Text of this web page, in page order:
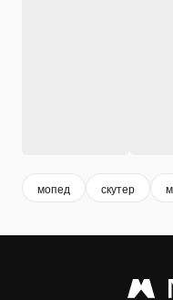
мопед скутер